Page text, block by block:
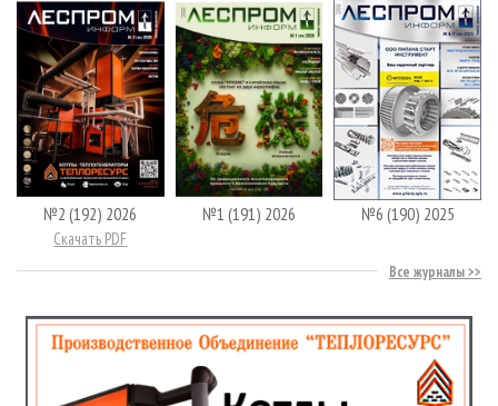
№2 (192) 2026
Скачать PDF
№1 (191) 2026 №6 (190) 2025
Все журналы